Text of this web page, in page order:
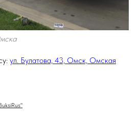
ул. Булатова, 43, Омск, Омская